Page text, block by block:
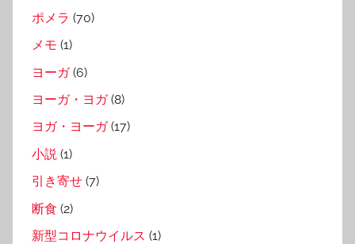
ポメラ (70)
メモ (1)
ヨーガ(6)
ヨーガ・ヨガ(8)
ヨガ・ヨーガ(17)
小説 (1)
引き寄せ (7)
断食 (2)
新型コロナウイルス (1)